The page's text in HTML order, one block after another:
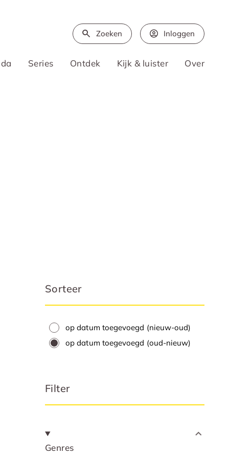
Zoeken Inloggen
Series Ontdek Kijk & luister Over
Sorteer
op datum toegevoegd (nieuw-oud)
op datum toegevoegd (oud-nieuw)
Filter
Genres